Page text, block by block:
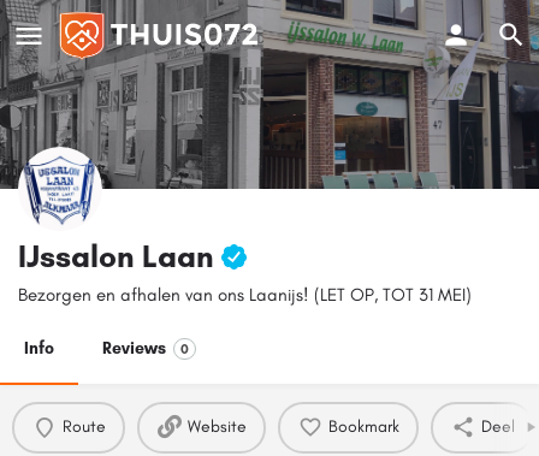
IJssalon Laan
Bezorgen en afhalen van ons Laanijs! (LET OP, TOT 31 MEI)
Info Reviews 0
Route Website Bookmark Deel